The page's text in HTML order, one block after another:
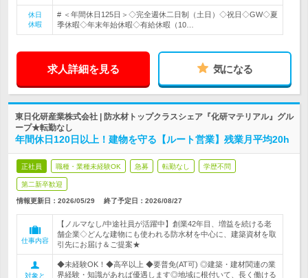
休日
休暇
# ＜年間休日125日＞◇完全週休二日制（土日）◇祝日◇GW◇夏
季休暇◇年末年始休暇◇有給休暇（10…
求人詳細を見る 気になる
東日化研産業株式会社 | 防水材トップクラスシェア『化研マテリアル』グル
ープ★転勤なし
年間休日120日以上！建物を守る【ルート営業】残業月平均20h
正社員 職種・業種未経験OK 急募 転勤なし 学歴不問
第二新卒歓迎
情報更新日：2026/05/29 終了予定日： 2026/08/27
仕事内容
【ノルマなし/中途社員が活躍中】創業42年目、増益を続ける老
舗企業◇どんな建物にも使われる防水材を中心に、建築資材を取
引先にお届け＆ご提案★
対象と
◆未経験OK！◆高卒以上 ◆要普免(AT可) ◎建築・建材関連の業
界経験・知識があれば優遇します◎地域に根付いて、長く働ける